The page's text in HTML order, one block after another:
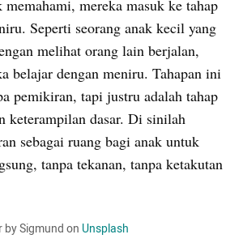
memahami, mereka masuk ke tahap
Seperti seorang anak kecil yang
melihat orang lain berjalan,
belajar dengan meniru. Tahapan ini
pemikiran, tapi justru adalah tahap
keterampilan dasar. Di sinilah
sebagai ruang bagi anak untuk
tanpa tekanan, tanpa ketakutan
by Sigmund on Unsplash